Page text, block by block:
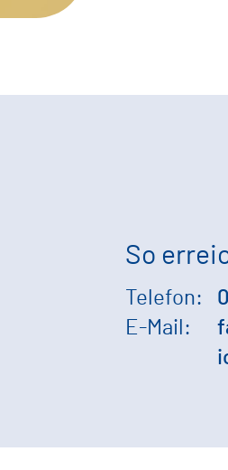
So
Telefon:
E-Mail: